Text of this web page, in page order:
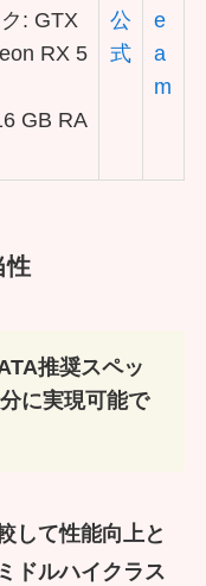
: GTX
RX 5
GB RA
公
式
e
a
m
性
推奨スペッ
に実現可能で
して性能向上と
ドルハイクラス